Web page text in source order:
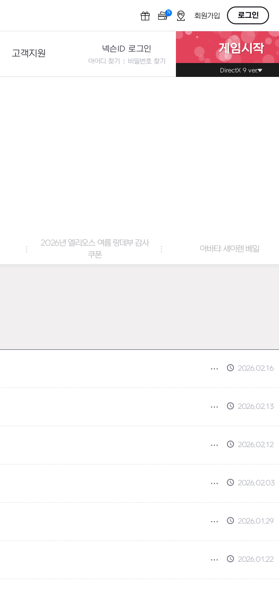
N OFF회원가입 로그인
고객지원
문의하기
넥슨ID 로그인
아이디 찾기 비밀번호 찾기
게임시작
DirectX 9 ver.
2026년 엘리오스 여름 랑데부 감사
쿠폰
아바타: 세이렌 베일
2026.02.16
2026.02.13
2026.02.12
2026.02.03
2026.01.29
2026.01.22